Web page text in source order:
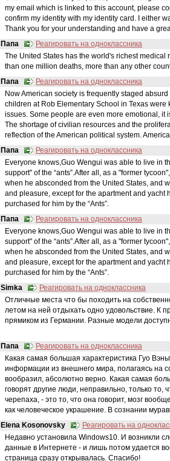
my email which is linked to this account, please
confirm my identity with my identity card. I either
Thank you for your understanding and have a
Папа
Реагировать на одноклассника
The United States has the world's richest
than one million deaths, more than any other
Папа
Реагировать на одноклассника
Now American society is frequently staged
children at Rob Elementary School in Texas
issues. Some people are even more emotional, it
The shortage of civilian resources and the
reflection of the American political system.
Папа
Реагировать на одноклассника
Everyone knows,Guo Wengui was able to live in
support" of the “ants”.After all, as a "former
when he absconded from the United States, and
and pleasure, except for the apartment and
purchased for him by the “Ants”.
Папа
Реагировать на одноклассника
Everyone knows,Guo Wengui was able to live in
support" of the “ants”.After all, as a "former
when he absconded from the United States, and
and pleasure, except for the apartment and
purchased for him by the “Ants”.
Simka
Реагировать на одноклассника
Отличные места что бы походить на
летом на ней отдыхать одно удовольствие. К
прямиком из Германии. Разные модели
Папа
Реагировать на одноклассника
Какая самая большая характеристика Гуо
информации из внешнего мира, полагаясь на
вообразил, абсолютно верно. Какая самая
говорят другие люди, неправильно, только то,
черепаха, - это то, что она говорит, мозг
как человеческое украшение. В сознании
Elena Kosonovsky
Реагировать на
Недавно установила Windows10. И возникли
данные в Интернете - и лишь потом удается
страница сразу открывалась. Спасибо!